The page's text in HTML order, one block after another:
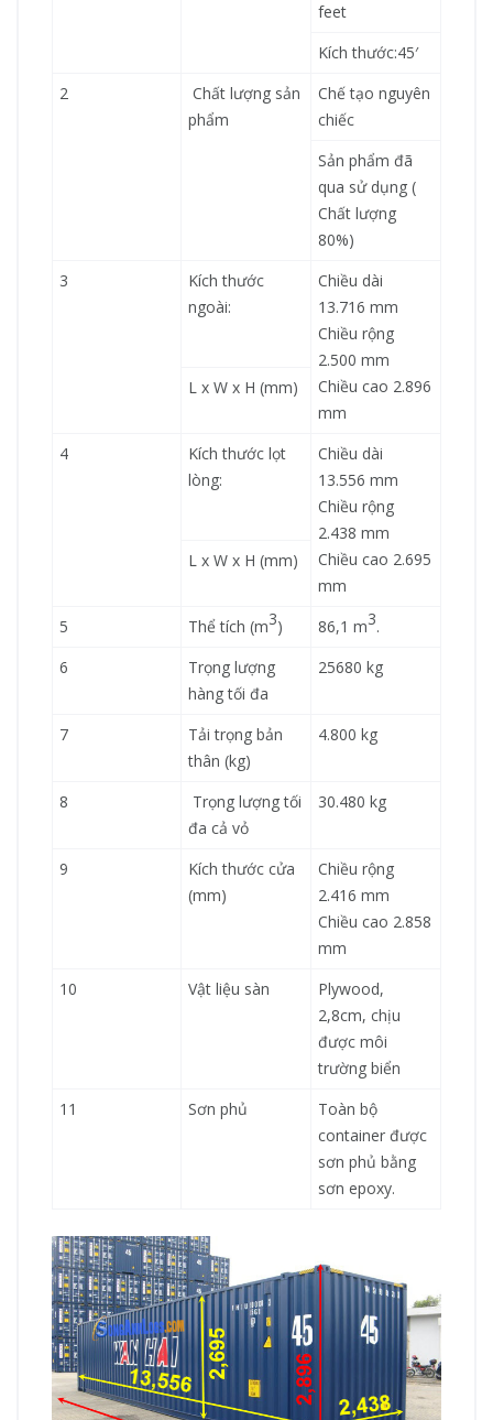
feet
Kích thước:45′
2
Chất lượng sản
phẩm
Chế tạo nguyên
chiếc
Sản phẩm đã
qua sử dụng (
Chất lượng
80%)
3
Kích thước
ngoài:
Chiều dài
13.716 mm
Chiều rộng
2.500 mm
Chiều cao 2.896
mm
L x W x H (mm)
4
Kích thước lọt
lòng:
Chiều dài
13.556 mm
Chiều rộng
2.438 mm
Chiều cao 2.695
mm
L x W x H (mm)
5 Thể tích (m3) 86,1 m3.
6
Trọng lượng
hàng tối đa
25680 kg
7
Tải trọng bản
thân (kg)
4.800 kg
8
Trọng lượng tối
đa cả vỏ
30.480 kg
9
Kích thước cửa
(mm)
Chiều rộng
2.416 mm
Chiều cao 2.858
mm
10
Vật liệu sàn
Plywood,
2,8cm, chịu
được môi
trường biển
11
Sơn phủ
Toàn bộ
container được
sơn phủ bằng
sơn epoxy.